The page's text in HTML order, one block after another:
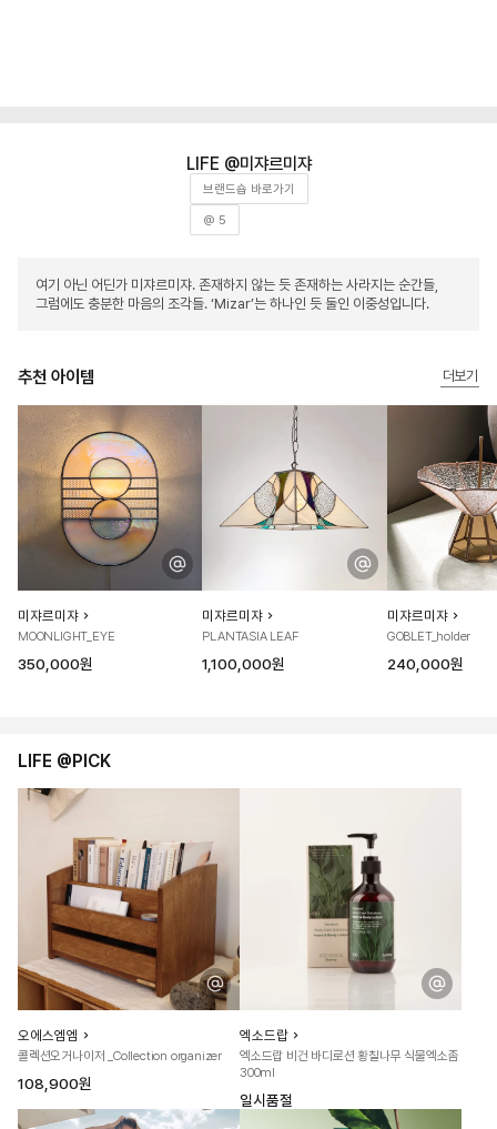
미쟈르미쟈
브랜드숍 바로가기
@ 5
여기 아닌 어딘가 미쟈르미쟈. 존재하지 않는 듯 존재하는 사라지는 순간들,
그럼에도 충분한 마음의 조각들. ‘Mizar’는 하나인 듯 둘인 이중성입니다.
추천 아이템 더보기
미쟈르미쟈
MOONLIGHT_EYE
350,000원
미쟈르미쟈
PLANTASIA LEAF
1,100,000원
미쟈르미쟈
GOBLET_holder
240,000원
LIFE @PICK
오에스엠엠
콜렉션오거나이저 _Collection organizer
108,900원
엑소드랍
엑소드랍 비건 바디로션 황칠나무 식물엑소좀
300ml
일시품절